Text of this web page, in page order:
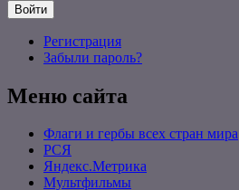
Войти
Регистрация
Забыли пароль?
Меню сайта
Флаги и гербы всех стран мира
РСЯ
Яндекс.Метрика
Мультфильмы